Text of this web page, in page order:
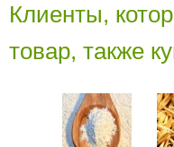
Клиенты,
товар, также